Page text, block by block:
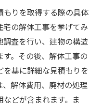
もりを取得する際の具体
の解体工事を挙げてみ
調査を行い、建物の構造
。その後、解体工事の
基に詳細な見積もりを
解体費用、廃材の処理
どが含まれます。ま